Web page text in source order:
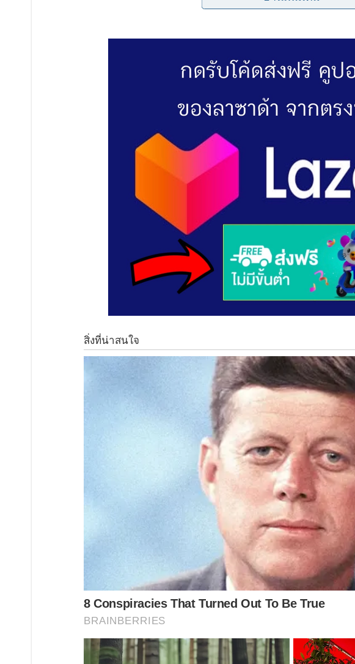
1 พระพุทธรูปปางสมาธิ ซึ่งเมื่อใช้เสร็จเราจะไม่นำมาเก็บไว้ในบ้าน ให้ทำการถ
มาก เพราะเป็นจุดที่คนเข้ามาบูชากราบไหว้ สามารถเสริมสร้างบารมีให้กับตนเ
2 ผลไม้ ซึ่งต้องเริ่มจากกล้วยน้ำว้า 1 หวี มะพร้าว 1 ลูก และสับปะรด 1 ผล แล้ว
3 หมากพลูและบุ ห รี่จำนวน 5 มวน
4 พวงมาลัยเอาเป็นด อ กดาวเรืองจำนวน 3 พวง
5 น้ำ ให้ใช้น้ำแดงและน้ำเขียว อย่ างละ 1ขวด รวมถึงน้ำดื่มอีก 1 ขวด
7 สิ่งนี้ลืมไม่ได้เลย คือ ธูป จำนวน 16 ด อ ก
คำกล่าวถอนคำสาบานหรือคำแก้บนมีดังนี้